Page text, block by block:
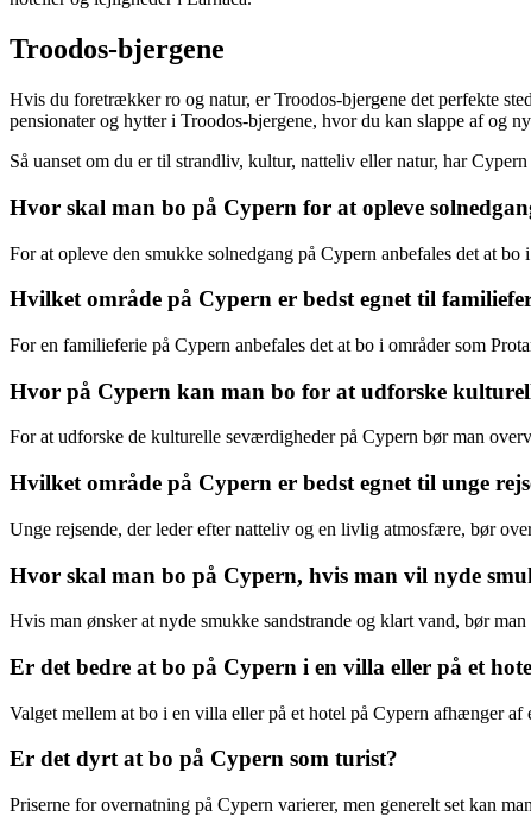
Troodos-bjergene
Hvis du foretrækker ro og natur, er Troodos-bjergene det perfekte
pensionater og hytter i Troodos-bjergene, hvor du kan slappe af og
Så uanset om du er til strandliv, kultur, natteliv eller natur, har
Hvor skal man bo på Cypern for at opleve
For at opleve den smukke solnedgang på Cypern anbefales det at
Hvilket område på Cypern er bedst egnet til
For en familieferie på Cypern anbefales det at bo i områder som
Hvor på Cypern kan man bo for at udforske
For at udforske de kulturelle seværdigheder på Cypern bør man
Hvilket område på Cypern er bedst egnet til unge
Unge rejsende, der leder efter natteliv og en livlig atmosfære, bør
Hvor skal man bo på Cypern, hvis man vil nyde
Hvis man ønsker at nyde smukke sandstrande og klart vand, bør
Er det bedre at bo på Cypern i en villa eller på et
Valget mellem at bo i en villa eller på et hotel på Cypern afhænger af
Er det dyrt at bo på Cypern som turist?
Priserne for overnatning på Cypern varierer, men generelt set kan